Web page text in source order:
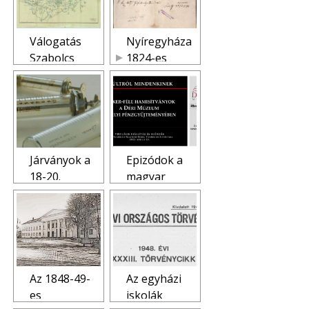
Válogatás
Szabolcs
vármegye
vízügytörtén
eti
emlékeiből
Nyíregyháza
1824-es
forrásai
Járványok a
18-20.
században
Szabolcs és
Szatmár
vármegyékb
en
Epizódok a
magyar
numizmatika
történetéből
Az 1848-49-
es
Az egyházi
iskolák